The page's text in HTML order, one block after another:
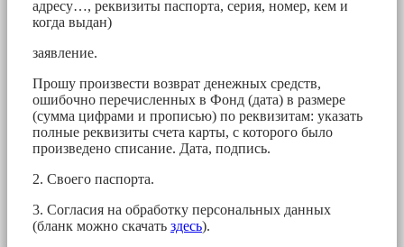
адресу…, реквизиты паспорта, серия, номер, кем и
когда выдан)
заявление.
Прошу произвести возврат денежных средств,
ошибочно перечисленных в Фонд (дата) в размере
(сумма цифрами и прописью) по реквизитам: указать
полные реквизиты счета карты, с которого было
произведено списание. Дата, подпись.
2. Своего паспорта.
3. Согласия на обработку персональных данных
(бланк можно скачать здесь).